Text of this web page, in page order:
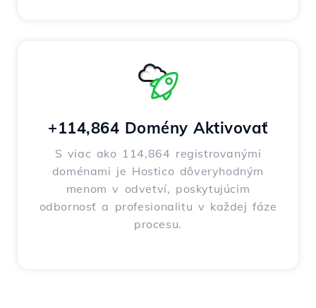
+114,864 Domény Aktivovať
S viac ako 114,864 registrovanými
doménami je Hostico dôveryhodným
menom v odvetví, poskytujúcim
odbornosť a profesionalitu v každej fáze
procesu.